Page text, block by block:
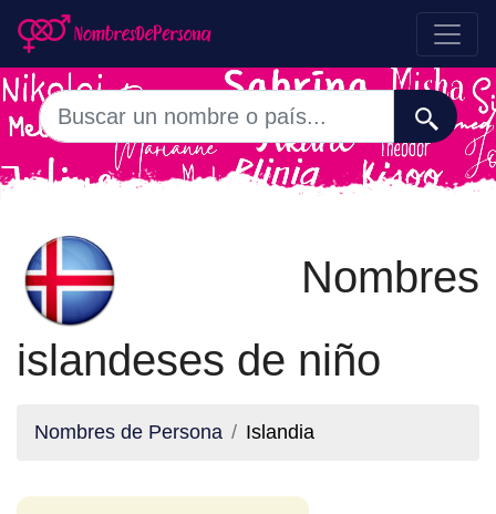
Nombres
islandeses de niño
Nombres de Persona Islandia